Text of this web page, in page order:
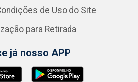
de Uso do Site
para Retirada
já nosso APP